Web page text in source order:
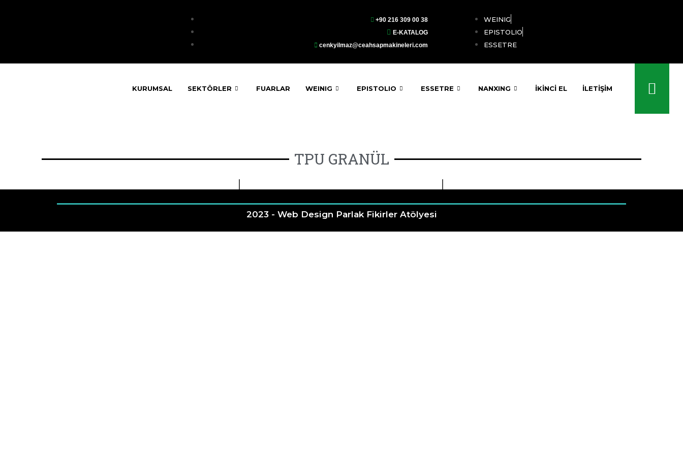
+90 216 309 00 38
E-KATALOG
cenkyilmaz@ceahsapmakineleri.com
WEINIG
EPISTOLIO
ESSETRE
KURUMSAL SEKTÖRLER FUARLAR WEINIG EPISTOLIO ESSETRE NANXING İKİNCİ EL İLETIŞIM
TPU GRANÜL
2023 - Web Design Parlak Fikirler Atölyesi